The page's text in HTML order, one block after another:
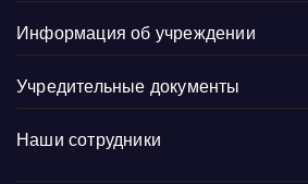
Информация об учреждении
Учредительные документы
Наши сотрудники